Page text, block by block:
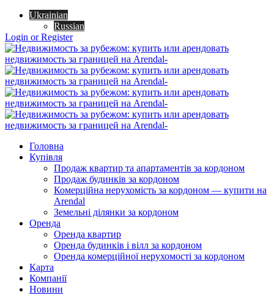
Ukrainian
Russian
Login or Register
Головна
Купівля
Продаж квартир та апартаментів за кордоном
Продаж будинків за кордоном
Комерційна нерухомість за кордоном — купити на
Arendal
Земельні ділянки за кордоном
Оренда
Оренда квартир
Оренда будинків і вілл за кордоном
Оренда комерційної нерухомості за кордоном
Карта
Компанії
Новини